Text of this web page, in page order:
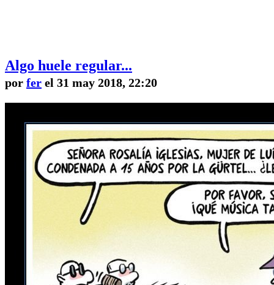
Algo huele regular...
por fer el 31 may 2018, 22:20